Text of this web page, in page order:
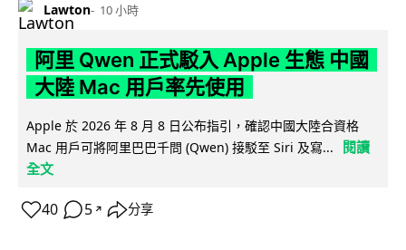
Lawton 10 小時
阿里 Qwen 正式駁入 Apple 生態 中國
大陸 Mac 用戶率先使用
Apple 於 2026 年 8 月 8 日公布指引，確認中國大陸合資格
Mac 用戶可將阿里巴巴千問 (Qwen) 接駁至 Siri 及寫...
閱讀
全文
40 5 ↗ 分享